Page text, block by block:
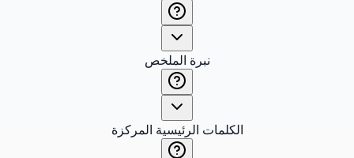
نبرة الملخص
الكلمات الرئيسية المركزة